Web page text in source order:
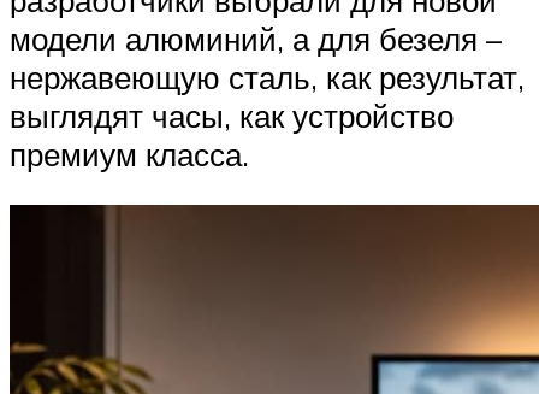
модели алюминий, а для безеля –
нержавеющую сталь, как результат,
выглядят часы, как устройство
премиум класса.